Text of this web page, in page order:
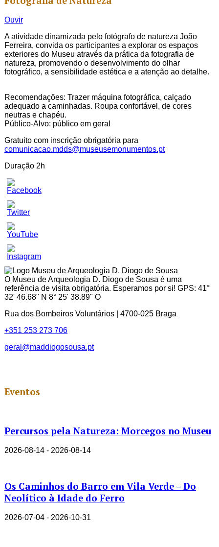
Ouvir
A atividade dinamizada pelo fotógrafo de natureza João
Ferreira, convida os participantes a explorar os espaços
exteriores do Museu através da prática da fotografia de
natureza, promovendo o desenvolvimento do olhar
fotográfico, a sensibilidade estética e a atenção ao detalhe.
Recomendações: Trazer máquina fotográfica, calçado
adequado a caminhadas. Roupa confortável, de cores
neutras e chapéu.
Público-Alvo: público em geral
Gratuito com inscrição obrigatória para
comunicacao.mdds@museusemonumentos.pt
Duração 2h
Set
Youtube
Channel
ID
O Museu de Arqueologia D. Diogo de Sousa é uma
referência de visita obrigatória. Esperamos por si! GPS: 41°
32' 46.68" N 8° 25' 38.89" O
Rua dos Bombeiros Voluntários | 4700-025 Braga
+351 253 273 706
geral@maddiogosousa.pt
Eventos
Percursos pela Natureza: Morcegos no Museu
2026-08-14 - 2026-08-14
Os Caminhos do Barro em Vila Verde – Do
Neolítico à Idade do Ferro
2026-07-04 - 2026-10-31